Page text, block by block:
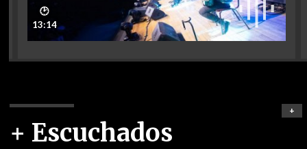
🕑
13:14
+ Escuchados
+